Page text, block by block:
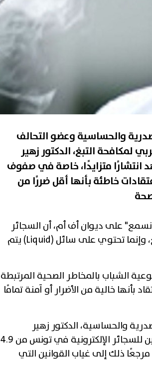
والحساسية وعضو التحالف
لمكافحة التبغ، الدكتور زهير
انتشارًا متزايدًا، خاصة في صفوف
خاطئة بأنها أقل ضررًا من
على ديوان أف أم، أن السجائر
الإلكترونية (Vape) لا تعتمد على احتراق التبغ، وإنما تحتوي على سائل (Liquid) يتم
الشباب بالمخاطر الصحية المرتبطة
بأنها خالية من الأضرار أو آمنة تمامًا
والحساسية، الدكتور زهير
السويسي، إلى ارتفاع نسبة الأطفال المدخنين للسجائر الإلكترونية في تونس من 4.9
سنة 2017 إلى 16 بالمائة سنة 2024، مرجعًا ذلك إلى غياب القوانين التي